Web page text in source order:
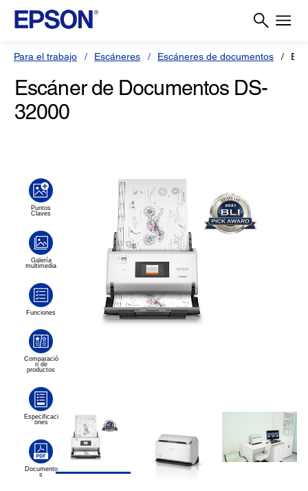
Para el trabajo Escáneres Escáneres de documentos
Escáner de Documentos DS-
32000